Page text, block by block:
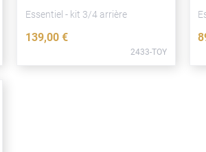
Essentiel - kit 3/4 arrière
139,00 €
2433-TOY